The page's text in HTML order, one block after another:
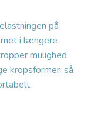
på
i længere
mulighed
kropsformer, så